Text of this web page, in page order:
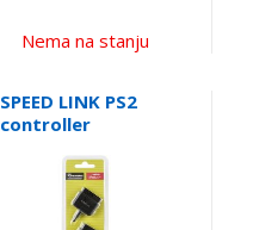
Nema na stanju
SPEED LINK PS2
controller